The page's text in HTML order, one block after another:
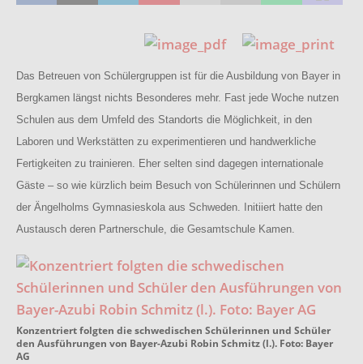
Das Betreuen von Schülergruppen ist für die Ausbildung von Bayer in
Bergkamen längst nichts Besonderes mehr. Fast jede Woche nutzen
Schulen aus dem Umfeld des Standorts die Möglichkeit, in den
Laboren und Werkstätten zu experimentieren und handwerkliche
Fertigkeiten zu trainieren. Eher selten sind dagegen internationale
Gäste – so wie kürzlich beim Besuch von Schülerinnen und Schülern
der Ängelholms Gymnasieskola aus Schweden. Initiiert hatte den
Austausch deren Partnerschule, die Gesamtschule Kamen.
Konzentriert folgten die schwedischen Schülerinnen und Schüler
den Ausführungen von Bayer-Azubi Robin Schmitz (l.). Foto: Bayer
AG